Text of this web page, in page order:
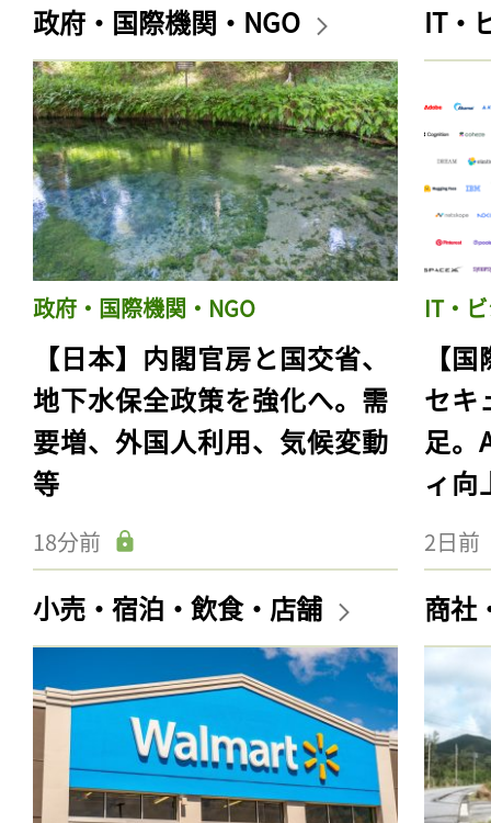
政府・国際機関・NGO
政府・国際機関・NGO
【日本】内閣官房と国交省、
地下水保全政策を強化へ。需
要増、外国人利用、気候変動
等
18分前
IT・
IT・
【
セキ
足。
ィ向
2日前
小売・宿泊・飲食・店舗 商社